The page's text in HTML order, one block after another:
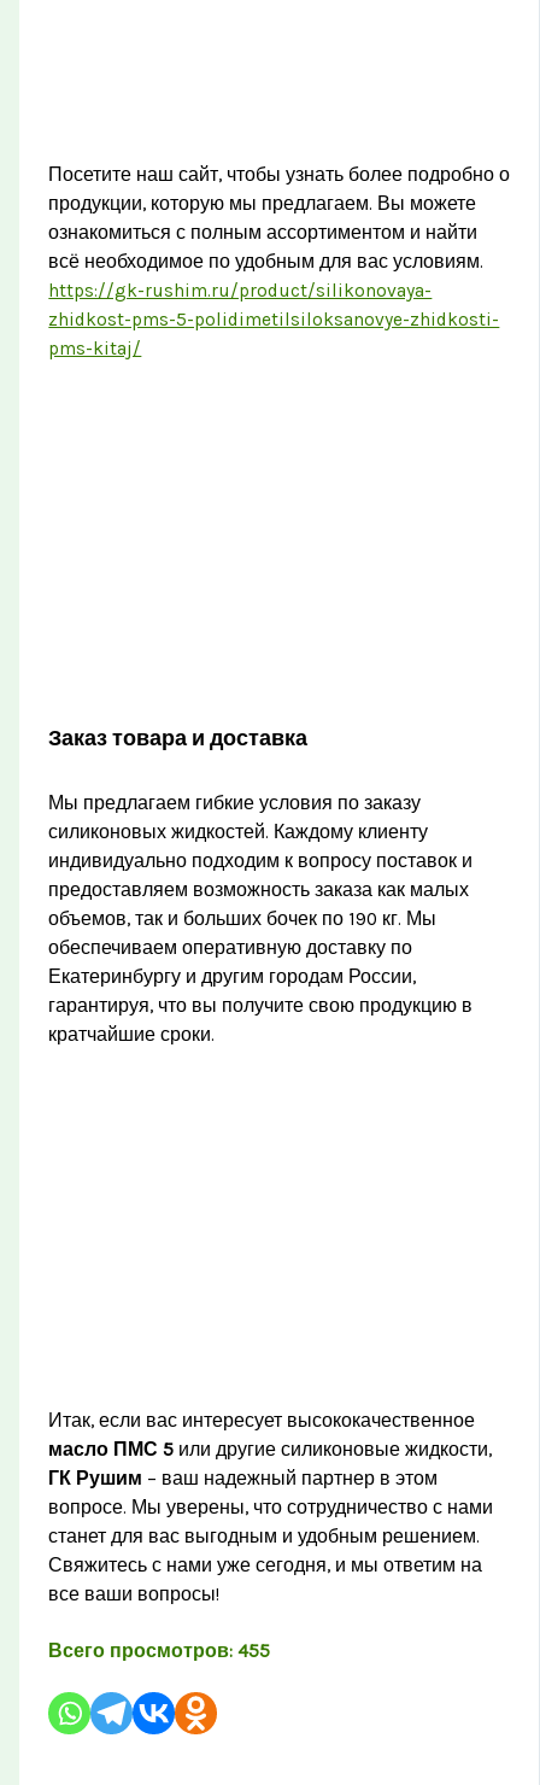
Посетите наш сайт, чтобы узнать более подробно о
продукции, которую мы предлагаем. Вы можете
ознакомиться с полным ассортиментом и найти
всё необходимое по удобным для вас условиям.
https://gk-rushim.ru/product/silikonovaya-
zhidkost-pms-5-polidimetilsiloksanovye-zhidkosti-
pms-kitaj/
Заказ товара и доставка
Мы предлагаем гибкие условия по заказу
силиконовых жидкостей. Каждому клиенту
индивидуально подходим к вопросу поставок и
предоставляем возможность заказа как малых
объемов, так и больших бочек по 190 кг. Мы
обеспечиваем оперативную доставку по
Екатеринбургу и другим городам России,
гарантируя, что вы получите свою продукцию в
кратчайшие сроки.
Итак, если вас интересует высококачественное
масло ПМС 5 или другие силиконовые жидкости,
ГК Рушим – ваш надежный партнер в этом
вопросе. Мы уверены, что сотрудничество с нами
станет для вас выгодным и удобным решением.
Свяжитесь с нами уже сегодня, и мы ответим на
все ваши вопросы!
Всего просмотров: 455